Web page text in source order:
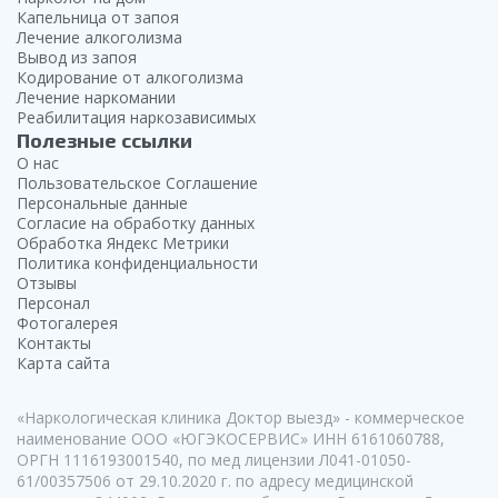
Капельница от запоя
Лечение алкоголизма
Вывод из запоя
Кодирование от алкоголизма
Лечение наркомании
Реабилитация наркозависимых
Полезные ссылки
О нас
Пользовательское Соглашение
Персональные данные
Согласие на обработку данных
Обработка Яндекс Метрики
Политика конфиденциальности
Отзывы
Персонал
Фотогалерея
Контакты
Карта сайта
«Наркологическая клиника Доктор выезд» - коммерческое
наименование ООО «ЮГЭКОСЕРВИС» ИНН 6161060788,
ОРГН 1116193001540, по мед лицензии Л041-01050-
61/00357506 от 29.10.2020 г. по адресу медицинской
Отравляя форму, Вы принимаете условия Соглашения
обработку персональных данных
обработку персональных данных
обработку персональных данных
Уфа
Ростов-на-Дону
Омск
Волгоград
Краснодар
Воронеж
Пермь